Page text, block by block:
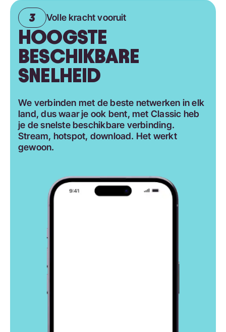
Volle kracht vooruit
HOOGSTE
BESCHIKBARE
SNELHEID
We verbinden met de beste netwerken in elk
land, dus waar je ook bent, met Classic heb
je de snelste beschikbare verbinding.
Stream, hotspot, download. Het werkt
gewoon.